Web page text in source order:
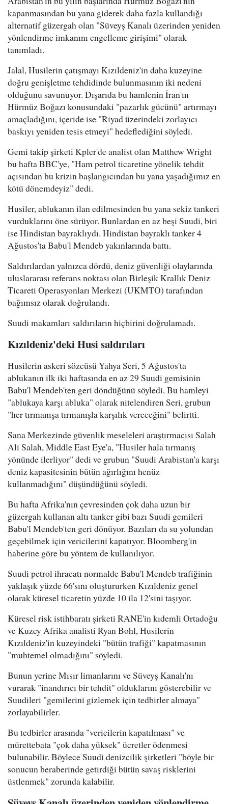
kapanmasından bu yana giderek daha fazla kullandığı
alternatif güzergah olan "Süveyş Kanalı üzerinden yeniden
yönlendirme imkanını engelleme girişimi" olarak
tanımladı.
Jalal, Husilerin çatışmayı Kızıldeniz'in daha kuzeyine
doğru genişletme tehdidinde bulunmasının iki nedeni
olduğunu savunuyor. Dışarıda bu hamlenin İran'ın
Hürmüz Boğazı konusundaki "pazarlık gücünü" artırmayı
amaçladığını, içeride ise "Riyad üzerindeki zorlayıcı
baskıyı yeniden tesis etmeyi" hedeflediğini söyledi.
Gemi takip şirketi Kpler'de analist olan Matthew Wright
bu hafta BBC'ye, "Ham petrol ticaretine yönelik tehdit
açısından bu krizin başlangıcından bu yana yaşadığımız en
kötü dönemdeyiz" dedi.
Husiler, ablukanın ilan edilmesinden bu yana sekiz tankeri
vurduklarını öne sürüyor. Bunlardan en az beşi Suudi, biri
ise Hindistan bayraklıydı. Hindistan bayraklı tanker 4
Ağustos'ta Babu'l Mendeb yakınlarında battı.
Saldırılardan yalnızca dördü, deniz güvenliği olaylarında
uluslararası referans noktası olan Birleşik Krallık Deniz
Ticareti Operasyonları Merkezi (UKMTO) tarafından
bağımsız olarak doğrulandı.
Suudi makamları saldırıların hiçbirini doğrulamadı.
Kızıldeniz'deki Husi saldırıları
Husilerin askeri sözcüsü Yahya Seri, 5 Ağustos'ta
ablukanın ilk iki haftasında en az 29 Suudi gemisinin
Babu'l Mendeb'ten geri döndüğünü söyledi. Bu hamleyi
"ablukaya karşı abluka" olarak nitelendiren Seri, grubun
"her tırmanışa tırmanışla karşılık vereceğini" belirtti.
Sana Merkezinde güvenlik meseleleri araştırmacısı Salah
Ali Salah, Middle East Eye'a, "Husiler hala tırmanış
yönünde ilerliyor" dedi ve grubun "Suudi Arabistan'a karşı
deniz kapasitesinin bütün ağırlığını henüz
kullanmadığını" düşündüğünü söyledi.
Bu hafta Afrika'nın çevresinden çok daha uzun bir
güzergah kullanan altı tanker gibi bazı Suudi gemileri
Babu'l Mendeb'ten geri dönüyor. Bazıları da su yolundan
geçebilmek için vericilerini kapatıyor. Bloomberg'in
haberine göre bu yöntem de kullanılıyor.
Suudi petrol ihracatı normalde Babu'l Mendeb trafiğinin
yaklaşık yüzde 66'sını oluştururken Kızıldeniz genel
olarak küresel ticaretin yüzde 10 ila 12'sini taşıyor.
Küresel risk istihbaratı şirketi RANE'in kıdemli Ortadoğu
ve Kuzey Afrika analisti Ryan Bohl, Husilerin
Kızıldeniz'in kuzeyindeki "bütün trafiği" kapatmasının
"muhtemel olmadığını" söyledi.
Bunun yerine Mısır limanlarını ve Süveyş Kanalı'nı
vurarak "inandırıcı bir tehdit" olduklarını gösterebilir ve
Suudileri "gemilerini gizlemek için tedbirler almaya"
zorlayabilirler.
Bu tedbirler arasında "vericilerin kapatılması" ve
mürettebata "çok daha yüksek" ücretler ödenmesi
bulunabilir. Böylece Suudi denizcilik şirketleri "böyle bir
sonucun beraberinde getirdiği bütün savaş risklerini
üstlenmek" zorunda kalabilir.